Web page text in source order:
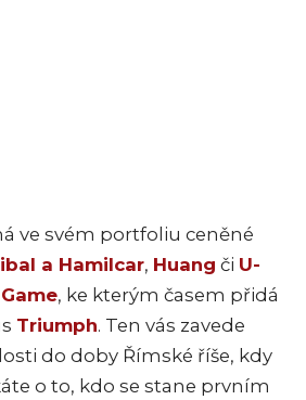
ve svém portfoliu ceněné
a Hamilcar, Huang či U-
, ke kterým časem přidá
Triumph. Ten vás zavede
do doby Římské říše, kdy
o to, kdo se stane prvním